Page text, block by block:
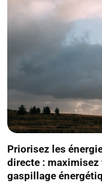
Priorisez les
directe :
gaspillage